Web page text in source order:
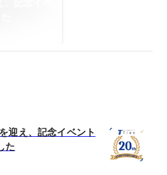
迎え、記念イベント
た